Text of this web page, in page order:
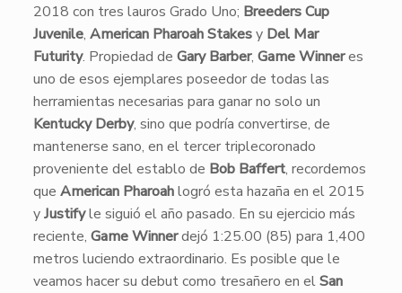
2018 con tres lauros Grado Uno; Breeders Cup
Juvenile, American Pharoah Stakesy Del Mar
Futurity. Propiedad de Gary Barber, Game Winneres
uno de esos ejemplares poseedor de todas las
herramientas necesarias para ganar no solo un
Kentucky Derby, sino que podría convertirse, de
mantenerse sano, en el tercer triplecoronado
proveniente del establo de Bob Baffert, recordemos
que American Pharoahlogró esta hazaña en el 2015
yJustifyle siguió el año pasado. En su ejercicio más
reciente, Game Winnerdejó 1:25.00 (85) para 1,400
metros luciendo extraordinario. Es posible que le
veamos hacer su debut como tresañero en elSan